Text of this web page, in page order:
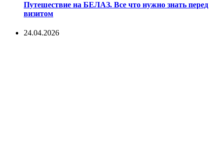
Путешествие на БЕЛАЗ. Все что нужно знать перед
визитом
24.04.2026